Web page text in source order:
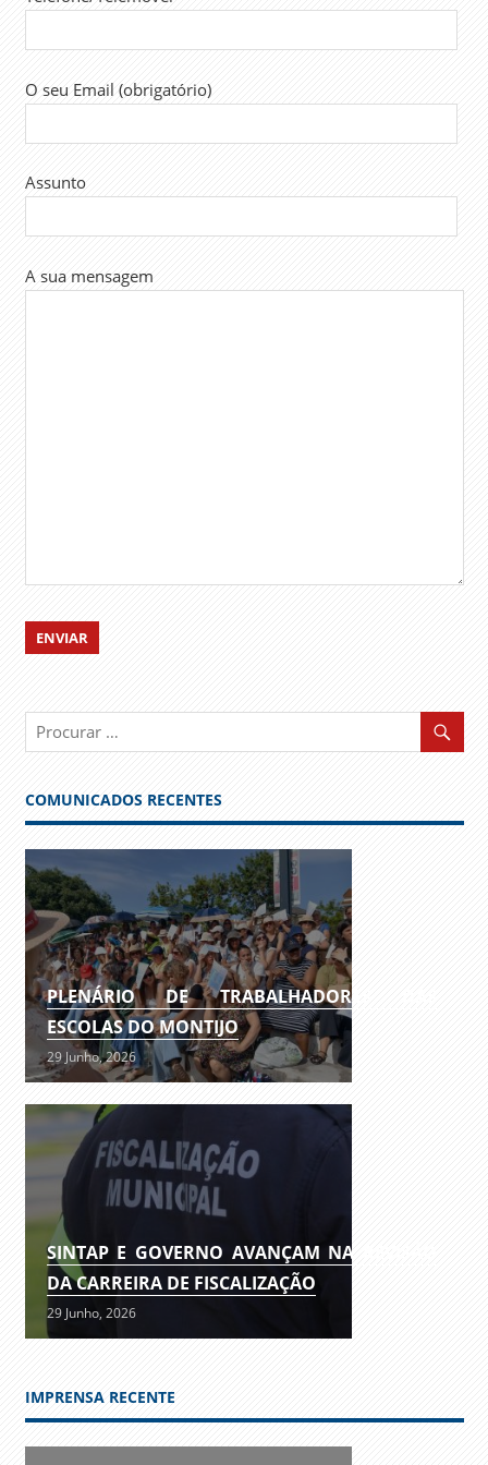
O seu Email (obrigatório)
Assunto
A sua mensagem
COMUNICADOS RECENTES
PLENÁRIO DE TRABALHADORES DAS
ESCOLAS DO MONTIJO
29 Junho, 2026
SINTAP E GOVERNO AVANÇAM NA REVISÃO
DA CARREIRA DE FISCALIZAÇÃO
29 Junho, 2026
IMPRENSA RECENTE